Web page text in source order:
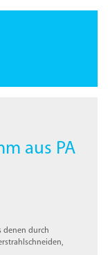
aus PA
denen durch